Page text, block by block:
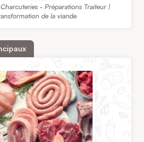
- Préparations Traiteur |
de la viande